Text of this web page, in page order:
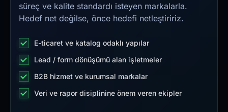
süreç ve kalite standardı isteyen markalarla.
Hedef net değilse, önce hedefi netleştiririz.
E-ticaret ve katalog odaklı yapılar
Lead / form dönüşümü alan işletmeler
B2B hizmet ve kurumsal markalar
Veri ve rapor disiplinine önem veren ekipler